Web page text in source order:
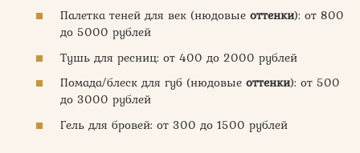
Палетка теней для век (нюдовые оттенки): от 800
до 5000 рублей
Тушь для ресниц: от 400 до 2000 рублей
Помада/блеск для губ (нюдовые оттенки): от 500
до 3000 рублей
Гель для бровей: от 300 до 1500 рублей